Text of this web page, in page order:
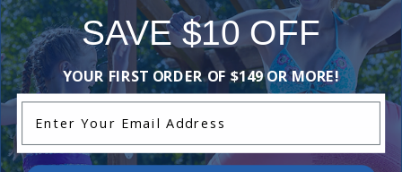
pour piscines hors terre avec un poinçon d'écumoire de 12
pouces de large.
Remarque : le motif réel du mur peut varier à partir
de l'image.
Reviews
SAVE $10 OFF
YOUR FIRST ORDER OF $149 OR MORE!